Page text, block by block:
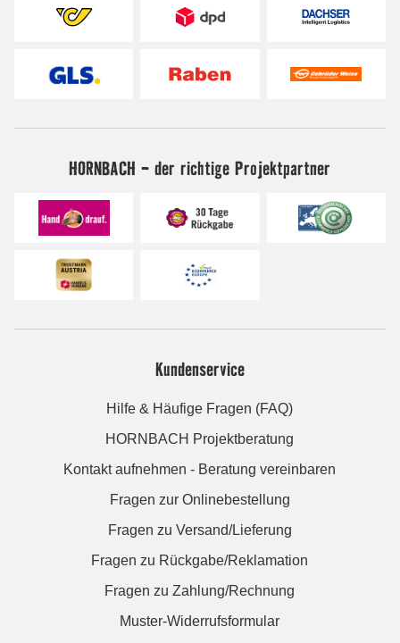
HORNBACH - der richtige Projektpartner
Kundenservice
Hilfe & Häufige Fragen (FAQ)
HORNBACH Projektberatung
Kontakt aufnehmen - Beratung vereinbaren
Fragen zur Onlinebestellung
Fragen zu Versand/Lieferung
Fragen zu Rückgabe/Reklamation
Fragen zu Zahlung/Rechnung
Muster-Widerrufsformular